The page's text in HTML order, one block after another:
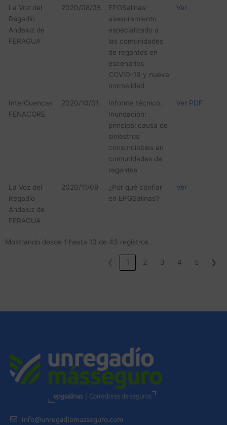
La Voz del
Regadío
Andaluz de
FERAGUA
2020/08/05
EPGSalinas:
asesoramiento
especializado a
las comunidades
de regantes en
escenarios
COVID-19 y nueva
normalidad
Ver
InterCuencas
FENACORE
2020/10/01
Informe técnico.
Inundación:
principal causa de
siniestros
consorciables en
comunidades de
regantes
Ver PDF
La Voz del
Regadío
Andaluz de
FERAGUA
2020/11/09
¿Por qué confiar
en EPGSalinas?
Ver
Mostrando desde 1 hasta 10 de 43 registros
1 2 3 4 5 ❯
info@unregadiomasseguro.com